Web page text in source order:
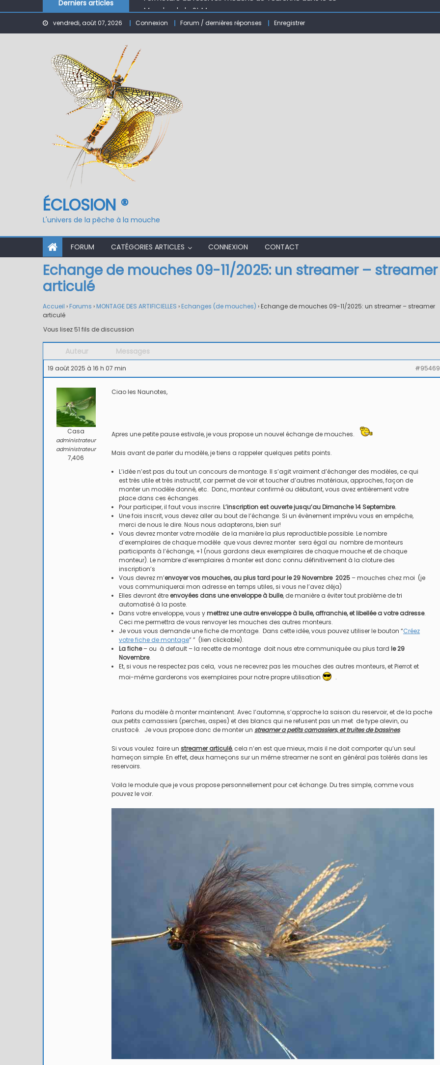
Derniers articles
Mouche de la St Marc
Le réservoir de BANSON ( 63 )
Nymphe pour NAV – Rubberball
vendredi, août 07, 2026 Connexion Forum / dernières réponses Enregistrer
ÉCLOSION ®
L'univers de la pêche à la mouche
FORUM CATÉGORIES ARTICLES CONNEXION CONTACT
Echange de mouches 09-11/2025: un streamer – streamer
articulé
Accueil › Forums › MONTAGE DES ARTIFICIELLES › Echanges (de mouches) ›Echange de mouches 09-11/2025: un streamer – streamer
articulé
Vous lisez 51 fils de discussion
Auteur Messages
19 août 2025 à 16 h 07 min #95469
Casa
administrateur
administrateur
7,406
Ciao les Naunotes,
Apres une petite pause estivale, je vous propose un nouvel échange de mouches.
Mais avant de parler du modèle, je tiens a rappeler quelques petits points.
L’idée n’est pas du tout un concours de montage. Il s’agit vraiment d’échanger des modèles, ce qui
est très utile et très instructif, car permet de voir et toucher d’autres matériaux, approches, façon de
monter un modèle donné, etc. Donc, monteur confirmé ou débutant, vous avez entièrement votre
place dans ces échanges.
Pour participer, il faut vous inscrire. L’inscription est ouverte jusqu’au Dimanche 14 Septembre.
Une fois inscrit, vous devez aller au bout de l’échange. Si un évènement imprévu vous en empêche,
merci de nous le dire. Nous nous adapterons, bien sur!
Vous devrez monter votre modèle de la manière la plus reproductible possible. Le nombre
d’exemplaires de chaque modèle que vous devrez monter sera égal au nombre de monteurs
participants à l’échange, +1 (nous gardons deux exemplaires de chaque mouche et de chaque
monteur). Le nombre d’exemplaires à monter est donc connu définitivement à la cloture des
inscription’s
Vous devrez m’envoyer vos mouches, au plus tard pour le 29 Novembre 2025 – mouches chez moi (je
vous communiquerai mon adresse en temps utiles, si vous ne l’avez déja)
Elles devront être envoyées dans une enveloppe à bulle, de manière a éviter tout problème de tri
automatisé à la poste.
Dans votre enveloppe, vous ymettrez une autre enveloppe à bulle, affranchie, et libellée a votre adresse.
Ceci me permettra de vous renvoyer les mouches des autres monteurs.
Je vous vous demande une fiche de montage. Dans cette idée, vous pouvez utiliser le bouton “Créez
votre fiche de montage” ” (lien clickable).
La fiche– ou à default – la recette de montage doit nous etre communiquée au plus tard le 29
Novembre.
Et, si vous ne respectez pas cela, vous ne recevrez pas les mouches des autres monteurs, et Pierrot et
moi-même garderons vos exemplaires pour notre propre utilisation
.
Parlons du modèle à monter maintenant. Avec l’automne, s’approche la saison du reservoir, et de la poche
aux petits carnassiers (perches, aspes) et des blancs qui ne refusent pas un met de type alevin, ou
crustacé. Je vous propose donc de monter un streamer a petits carnassiers, et truites de bassines.
Si vous voulez faire un streamer articulé, cela n’en est que mieux, mais il ne doit comporter qu’un seul
hameçon simple. En effet, deux hameçons sur un même streamer ne sont en général pas tolérés dans les
reservoirs.
Voila le module que je vous propose personnellement pour cet échange. Du tres simple, comme vous
pouvez le voir.
Mon ouverture 2026
Artificielles
mouche de Tourenne